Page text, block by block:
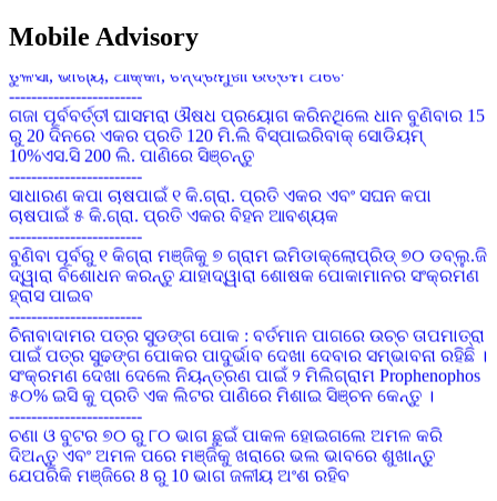
Mobile Advisory
କପାର ସଙ୍କର କିସମ ପାଇଁ ଜେଇ.କେ ଦୁର୍ଗା, ଅଟଳ,ଧାନୋ, ଗବର, ଶ୍ରୀ
ତୁଳସୀ, ଭାଗ୍ୟ, ଆକ୍କା, ଚନ୍ଦ୍ରମୁଖୀ ଉତ୍ତମ ଅଟେ
ଗଜା ପୂର୍ବବର୍ତ୍ତୀ ଘାସମରା ଔଷଧ ପ୍ରୟୋଗ କରିନଥିଲେ ଧାନ ବୁଣିବାର 15
ରୁ 20 ଦିନରେ ଏକର ପ୍ରତି 120 ମି.ଲି ବିସ୍ପାଇରିବାକ୍ ସୋଡିୟମ୍
10%ଏସ.ସି 200 ଲି. ପାଣିରେ ସିଞ୍ଚନ୍ତୁ
------------------------
ସାଧାରଣ କପା ଚାଷପାଇଁ ୧ କି.ଗ୍ରା. ପ୍ରତି ଏକର ଏବଂ ସଘନ କପା
ଚାଷପାଇଁ ୫ କି.ଗ୍ରା. ପ୍ରତି ଏକର ବିହନ ଆବଶ୍ୟକ
------------------------
ବୁଣିବା ପୂର୍ବରୁ ୧ କିଗ୍ରା ମଞ୍ଜିକୁ ୭ ଗ୍ରାମ ଇମିଡାକ୍ଲୋପ୍ରିଡ୍ ୭୦ ଡବ୍ଲୁ.ଜି
ଦ୍ୱାରା ବିଶୋଧନ କରନ୍ତୁ ଯାହାଦ୍ୱାରା ଶୋଷକ ପୋକାମାନର ସଂକ୍ରମଣ
ହ୍ରାସ ପାଇବ
------------------------
ଚିନାବାଦାମର ପତ୍ର ସୁଡଙ୍ଗ ପୋକ : ବର୍ତମାନ ପାଗରେ ଉଚ୍ଚ ତାପମାତ୍ରା
ପାଇଁ ପତ୍ର ସୁଢଙ୍ଗ ପୋକର ପାଦୁର୍ଭାବ ଦେଖା ଦେବାର ସମ୍ଭାବନା ରହିଛି ।
ସଂକ୍ରମଣ ଦେଖା ଦେଲେ ନିୟନ୍ତ୍ରଣ ପାଇଁ ୨ ମିଲିଗ୍ରାମ Prophenophos
୫୦% ଇସି କୁ ପ୍ରତି ଏକ ଲିଟର ପାଣିରେ ମିଶାଇ ସିଞ୍ଚନ କେନ୍ତୁ ।
------------------------
ଚଣା ଓ ବୁଟର ୭୦ ରୁ ୮୦ ଭାଗ ଛୁଇଁ ପାକଳ ହୋଇଗଲେ ଅମଳ କରି
ଦିଅନ୍ତୁ ଏବଂ ଅମଳ ପରେ ମଞ୍ଜିକୁ ଖରାରେ ଭଲ ଭାବରେ ଶୁଖାନ୍ତୁ
ଯେପରିକି ମଞ୍ଜିରେ 8 ରୁ 10 ଭାଗ ଜଳୀୟ ଅଂଶ ରହିବ
------------------------
ଗୃହପାଳିତ ପଶୁ ଯଥା ଗାଈ,ମଇଁଷି,ଛେଳି,ମେଣ୍ଢା ମାନଙ୍କୁ